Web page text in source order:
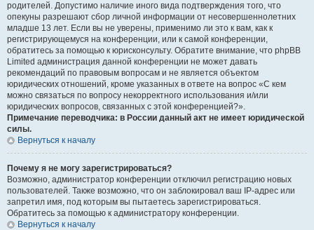
родителей. Допустимо наличие иного вида подтверждения того, что
опекуны разрешают сбор личной информации от несовершеннолетних
младше 13 лет. Если вы не уверены, применимо ли это к вам, как к
регистрирующемуся на конференции, или к самой конференции,
обратитесь за помощью к юрисконсульту. Обратите внимание, что phpBB
Limited администрация данной конференции не может давать
рекомендаций по правовым вопросам и не является объектом
юридических отношений, кроме указанных в ответе на вопрос «С кем
можно связаться по вопросу некорректного использования и/или
юридических вопросов, связанных с этой конференцией?».
Примечание переводчика: в России данный акт не имеет юридической
силы.
Вернуться к началу
Почему я не могу зарегистрироваться?
Возможно, администратор конференции отключил регистрацию новых
пользователей. Также возможно, что он заблокировал ваш IP-адрес или
запретил имя, под которым вы пытаетесь зарегистрироваться.
Обратитесь за помощью к администратору конференции.
Вернуться к началу